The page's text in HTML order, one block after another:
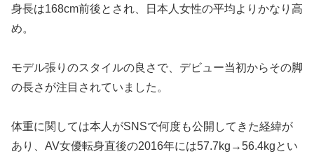
身長は168cm前後とされ、日本人女性の平均よりかなり高
め。
モデル張りのスタイルの良さで、デビュー当初からその脚
の長さが注目されていました。
体重に関しては本人がSNSで何度も公開してきた経緯が
あり、AV女優転身直後の2016年には57.7kg→56.4kgとい